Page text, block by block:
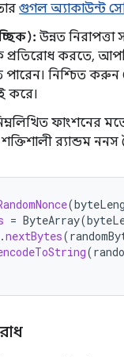
গুগল অ্যাকাউন্ট
উন্নত
প্রতিরোধ করতে,
পারেন। নিশ্চিত
করে।
ফাংশনের
শক্তিশালী র‍্যান্ডম
(
= ByteArray(
nextBytes(
(